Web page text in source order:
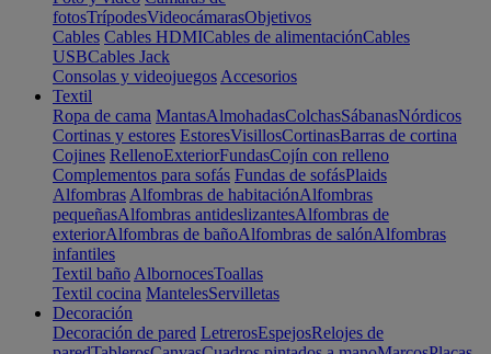
fotosTrípodesVideocámarasObjetivos
Cables Cables HDMICables de alimentaciónCables
USBCables Jack
Consolas y videojuegos Accesorios
Textil
Ropa de cama MantasAlmohadasColchasSábanasNórdicos
Cortinas y estores EstoresVisillosCortinasBarras de cortina
Cojines RellenoExteriorFundasCojín con relleno
Complementos para sofás Fundas de sofásPlaids
Alfombras Alfombras de habitaciónAlfombras
pequeñasAlfombras antideslizantesAlfombras de
exteriorAlfombras de bañoAlfombras de salónAlfombras
infantiles
Textil baño AlbornocesToallas
Textil cocina MantelesServilletas
Decoración
Decoración de pared LetrerosEspejosRelojes de